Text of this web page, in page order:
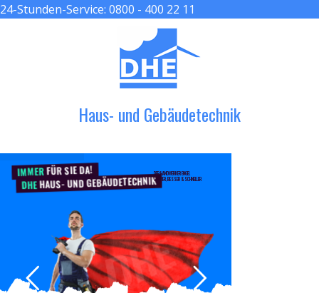
24-Stunden-Service: 0800 - 400 22 11
Haus- und Gebäudetechnik
IMMERFÜR SIE DA!
DHEHAUS- UND GEBÄUDETECHNIK
DER HANDWERKER ENGEL
GRÖßER, BESSER & SCHNELLER